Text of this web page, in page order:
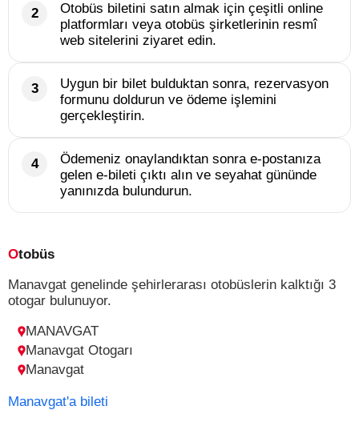
Otobüs biletini satın almak için çeşitli online
platformları veya otobüs şirketlerinin resmî
web sitelerini ziyaret edin.
Uygun bir bilet bulduktan sonra, rezervasyon
formunu doldurun ve ödeme işlemini
gerçekleştirin.
Ödemeniz onaylandıktan sonra e-postanıza
gelen e-bileti çıktı alın ve seyahat gününde
yanınızda bulundurun.
Otobüs
Manavgat genelinde şehirlerarası otobüslerin kalktığı 3
otogar bulunuyor.
MANAVGAT
Manavgat
Manavgat Otogarı
Manavgat'a bileti